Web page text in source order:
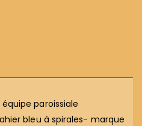
paroissiale
bleu à spirales- marque